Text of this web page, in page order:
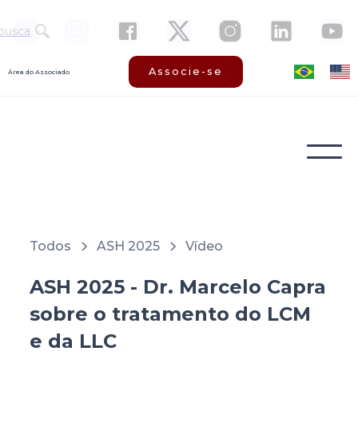
Área do Associado Associe-se
Todos ASH 2025 Vídeo
ASH 2025 - Dr. Marcelo Capra
sobre o tratamento do LCM
e da LLC